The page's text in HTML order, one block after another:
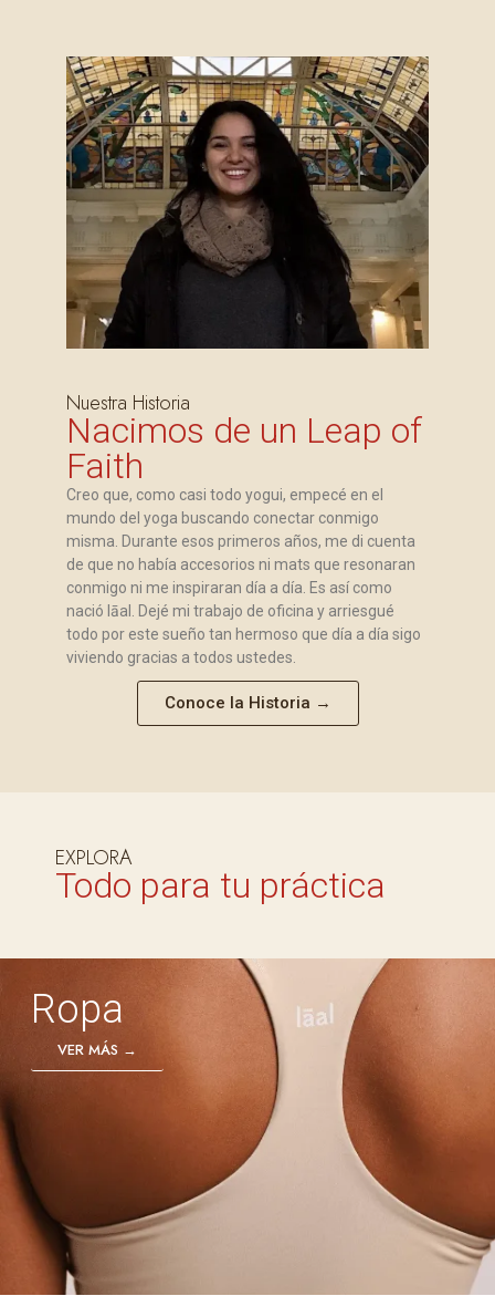
Nuestra Historia
Nacimos de un Leap of
Faith
Creo que, como casi todo yogui, empecé en el
mundo del yoga buscando conectar conmigo
misma. Durante esos primeros años, me di cuenta
de que no había accesorios ni mats que resonaran
conmigo ni me inspiraran día a día. Es así como
nació lāal. Dejé mi trabajo de oficina y arriesgué
todo por este sueño tan hermoso que día a día sigo
viviendo gracias a todos ustedes.
Conoce la Historia →
EXPLORA
Todo para tu práctica
Ropa
VER MÁS →